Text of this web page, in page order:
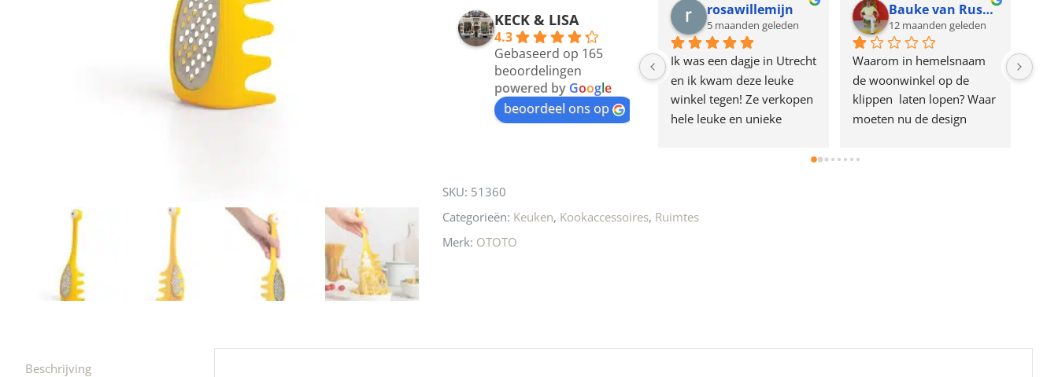
KECK & LISA
4.3
Gebaseerd op 165
beoordelingen
powered by Google
beoordeel ons op
rosawillemijn
5 maanden geleden
Ik was een dagje in Utrecht
en ik kwam deze leuke
winkel tegen! Ze verkopen
hele leuke en unieke
🩷
Bauke van Russen Groen
12 maanden geleden
Waarom in hemelsnaam
de woonwinkel op de
klippen  laten lopen? Waar
moeten nu de design
niets meer in
SKU: 51360
Categorieën: Keuken, Kookaccessoires, Ruimtes
Merk: OTOTO
Beschrijving